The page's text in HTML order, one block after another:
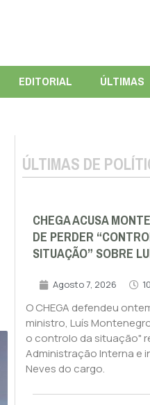
EDITORIAL ÚLTIMAS
ÚLTIMAS DE
CHEGA ACUSA
DE PERDER
SITUAÇÃO” SOBRE
Agosto 7, 2026
O CHEGA defendeu
ministro, Luís
o controlo da situação"
Administração Interna e
Neves do cargo.